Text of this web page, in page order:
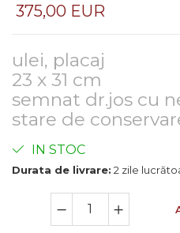
375,00 EUR
ulei, placaj
23 x 31 cm
semnat dr.jos cu
stare de
IN STOC
Durata de livrare: 2 zile